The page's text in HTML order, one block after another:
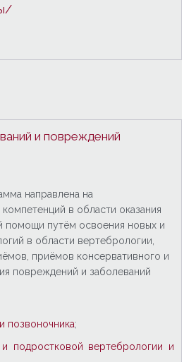
и повреждений
направлена на
в области оказания
помощи путём освоения новых и
в области вертебрологии,
приёмов консервативного и
повреждений и заболеваний
позвоночника;
подростковой вертебрологии и